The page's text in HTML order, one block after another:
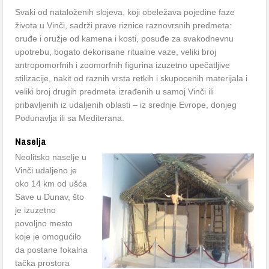
Svaki od nataloženih slojeva, koji obeležava pojedine faze
života u Vinči, sadrži prave riznice raznovrsnih predmeta:
oruđe i oružje od kamena i kosti, posuđe za svakodnevnu
upotrebu, bogato dekorisane ritualne vaze, veliki broj
antropomorfnih i zoomorfnih figurina izuzetno upečatljive
stilizacije, nakit od raznih vrsta retkih i skupocenih materijala i
veliki broj drugih predmeta izrađenih u samoj Vinči ili
pribavljenih iz udaljenih oblasti – iz srednje Evrope, donjeg
Podunavlja ili sa Mediterana.
Naselja
Neolitsko naselje u
Vinči udaljeno je
oko 14 km od ušća
Save u Dunav, što
je izuzetno
povoljno mesto
koje je omogućilo
da postane fokalna
tačka prostora